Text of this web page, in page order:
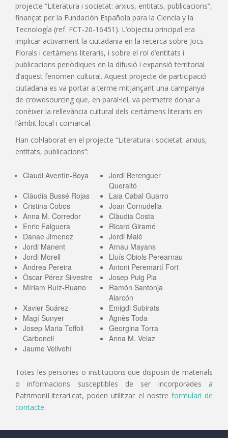
projecte “Literatura i societat: arxius, entitats, publicacions”,
finançat per la Fundación Española para la Ciencia y la
Tecnología (ref. FCT-20-16451). L’objectiu principal era
implicar activament la ciutadania en la recerca sobre Jocs
Florals i certàmens literaris, i sobre el rol d’entitats i
publicacions periòdiques en la difusió i expansió territorial
d’aquest fenomen cultural. Aquest projecte de participació
ciutadana es va portar a terme mitjançant una campanya
de crowdsourcing que, en paral•lel, va permetre donar a
conèixer la rellevància cultural dels certàmens literaris en
l’àmbit local i comarcal.
Han col•laborat en el projecte “Literatura i societat: arxius,
entitats, publicacions”:
Claudi Aventín-Boya
Jordi Berenguer
Queraltó
Clàudia Bussé Rojas
Laia Cabal Guarro
Cristina Cobos
Joan Cornudella
Anna M. Corredor
Clàudia Costa
Enric Falguera
Ricard Giramé
Danae Jimenez
Jordi Malé
Jordi Manent
Arnau Mayans
Jordi Morell
Lluís Obiols Perearnau
Andrea Pereira
Antoni Peremartí Fort
Òscar Pérez Silvestre
Josep Puig Pla
Míriam Ruíz-Ruano
Ramón Santonja
Alarcón
Xavier Suárez
Emigdi Subirats
Magí Sunyer
Agnès Toda
Josep Maria Toffoli
Carbonell
Georgina Torra
Anna M. Velaz
Jaume Vellvehí
Totes les persones o institucions que disposin de materials
o informacions susceptibles de ser incorporades a
PatrimoniLiterari.cat, poden utilitzar el nostre formulari de
contacte.